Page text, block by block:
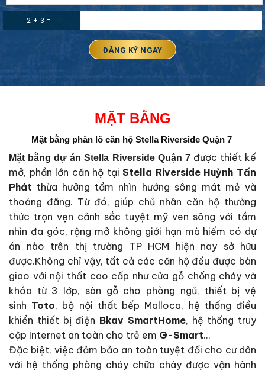
2 + 3 =
MẶT BẰNG
Mặt bằng phân lô căn hộ Stella Riverside Quận 7
Mặt bằng dự án Stella Riverside Quận 7 được thiết kế
mở, phần lớn căn hộ tại Stella Riverside Huỳnh Tấn
Phát thừa hưởng tầm nhìn hướng sông mát mẻ và
thoáng đãng. Từ đó, giúp chủ nhân căn hộ thưởng
thức trọn vẹn cảnh sắc tuyệt mỹ ven sông với tầm
nhìn đa góc, rộng mở không giới hạn mà hiếm có dự
án nào trên thị trường TP HCM hiện nay sở hữu
được.Không chỉ vậy, tất cả các căn hộ đều được bàn
giao với nội thất cao cấp như cửa gỗ chống cháy và
khóa từ 3 lớp, sàn gỗ cho phòng ngủ, thiết bị vệ
sinh Toto, bộ nội thất bếp Malloca, hệ thống điều
khiển thiết bị điện Bkav SmartHome, hệ thống truy
cập Internet an toàn cho trẻ em G-Smart…
Đặc biệt, việc đảm bảo an toàn tuyệt đối cho cư dân
với hệ thống phòng cháy chữa cháy được vận hành